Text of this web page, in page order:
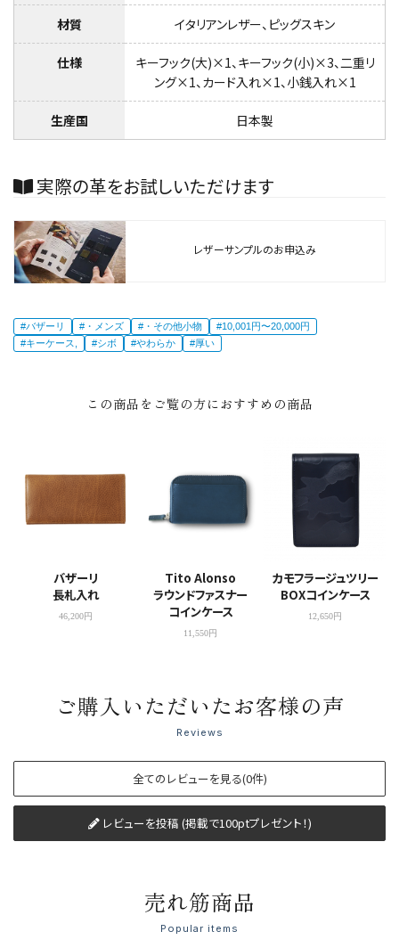
材質 イタリアンレザー、ピッグスキン
仕様
キーフック(大)×1、キーフック(小)×3、二重リ
ング×1、カード入れ×1、小銭入れ×1
生産国 日本製
実際の革をお試しいただけます
レザーサンプルのお申込み
#バザーリ #・メンズ #・その他小物
#10,001円〜20,000円
#キーケース,
#シボ #やわらか #厚い
この商品をご覧の方におすすめの商品
バザーリ
長札入れ
46,200円
Tito Alonso
ラウンドファスナー
コインケース
11,550円
カモフラージュツリー
BOXコインケース
12,650円
ご購入いただいたお客様の声
Reviews
全てのレビューを見る(0件)
レビューを投稿 (掲載で100ptプレゼント！)
売れ筋商品
Popular items